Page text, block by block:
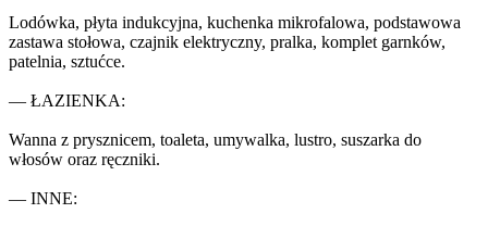
Lodówka, płyta indukcyjna, kuchenka mikrofalowa, podstawowa
zastawa stołowa, czajnik elektryczny, pralka, komplet garnków,
patelnia, sztućce.
— ŁAZIENKA:
Wanna z prysznicem, toaleta, umywalka, lustro, suszarka do
włosów oraz ręczniki.
— INNE: